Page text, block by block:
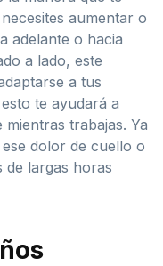
aumentar o
adelante o hacia
a lado, este
a tus
te ayudará a
trabajas. Ya
dolor de cuello o
de largas horas